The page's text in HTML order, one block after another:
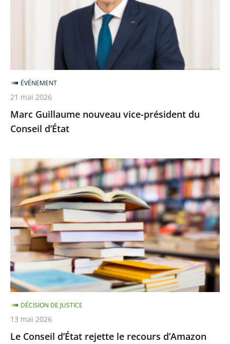
Marc Guillaume nouveau vice-président du
Conseil d’État
ÉVÉNEMENT
21 mai 2026
Conseil
d’État
rejette
le
recours
d’Amazon
contre
le
montant
minimal
des
frais
Le Conseil d’État rejette le recours d’Amazon
DÉCISION DE JUSTICE
13 mai 2026